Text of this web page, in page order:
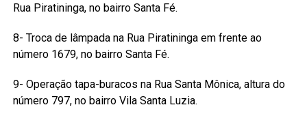
Rua Piratininga, no bairro Santa Fé.
8- Troca de lâmpada na Rua Piratininga em frente ao
número 1679, no bairro Santa Fé.
9- Operação tapa-buracos na Rua Santa Mônica, altura do
número 797, no bairro Vila Santa Luzia.